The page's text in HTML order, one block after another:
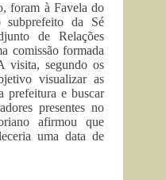
foram à Favela do
da Sé
de Relações
comissão formada
visita, segundo os
visualizar as
prefeitura e buscar
presentes no
afirmou que
uma data de